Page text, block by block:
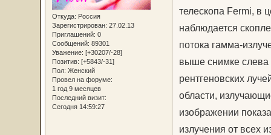
Откуда: Россия
Зарегистрирован: 27.02.13
Приглашений: 0
Сообщений: 89301
Уважение: [+30207/-28]
Позитив: [+5843/-31]
Пол: Женский
Провел на форуме:
1 год 9 месяцев
Последний визит:
Сегодня 14:59:27
телескопа Fermi, в
наблюдается
потока гамма-
выше снимке слева
рентгеновских
области,
изображении
излучения от всех